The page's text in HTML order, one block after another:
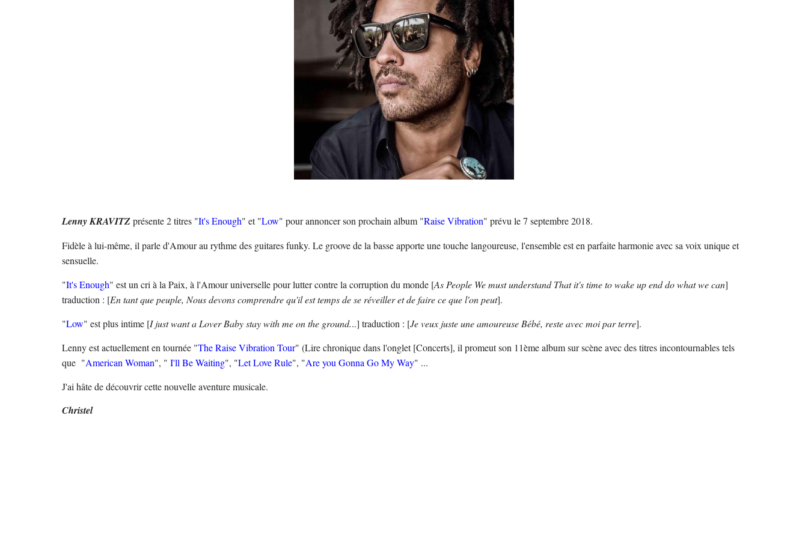
Lenny KRAVITZprésente 2 titres "It's Enough" et "Low" pour annoncer son prochain album "Raise Vibration" prévu le 7 septembre 2018.
Fidèle à lui-même, il parle d'Amour au rythme des guitares funky. Le groove de la basse apporte une touche langoureuse, l'ensemble est en parfaite harmonie avec sa voix unique et
sensuelle.
"It's Enough" est un cri à la Paix, à l'Amour universelle pour lutter contre la corruption du monde [As People We must understand That it's time to wake up end do what we can]
traduction : [En tant que peuple, Nous devons comprendre qu'il est temps de se réveiller et de faire ce que l'on peut].
"Low" est plus intime [I just want a Lover Baby stay with me on the ground...] traduction : [Je veux juste une amoureuse Bébé, reste avec moi par terre].
Lenny est actuellement en tournée "The Raise Vibration Tour" (Lire chronique dans l'onglet [Concerts], il promeut son 11ème album sur scène avec des titres incontournables tels
que "American Woman", " I'll Be Waiting", "Let Love Rule", "Are you Gonna Go My Way" ...
J'ai hâte de découvrir cette nouvelle aventure musicale.
Christel